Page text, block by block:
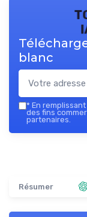
blanc
* En
des fins
partenaires.
Résumer